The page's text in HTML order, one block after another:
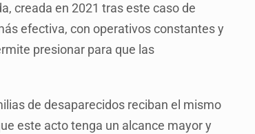
creada en 2021 tras este caso de
efectiva, con operativos constantes y
presionar para que las
de desaparecidos reciban el mismo
este acto tenga un alcance mayor y